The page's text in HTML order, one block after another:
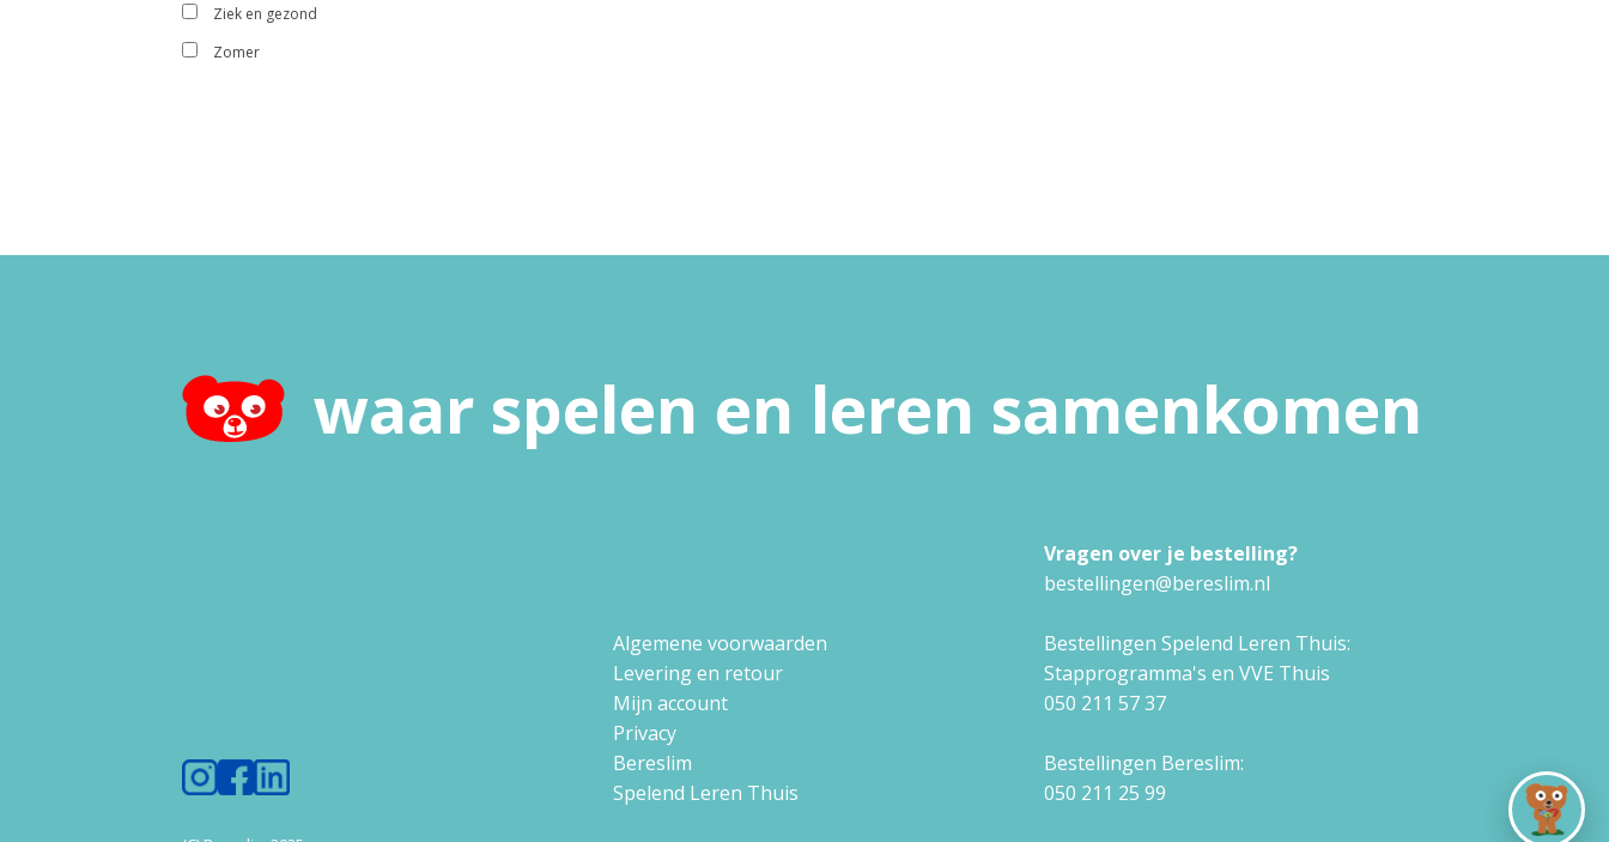
Ziek en gezond
Zomer
waar spelen en leren samenkomen
Algemene voorwaarden
Levering en retour
Mijn account
Privacy
Bereslim
Spelend Leren Thuis
Vragen over je bestelling?
bestellingen@bereslim.nl
Bestellingen Spelend Leren Thuis:
Stapprogramma's en VVE Thuis
050 211 57 37
Bestellingen Bereslim:
050 211 25 99